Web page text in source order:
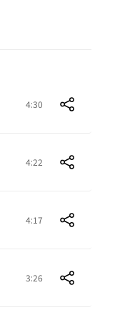
4:30
4:22
4:17
3:26